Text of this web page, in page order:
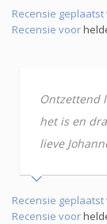
Recensie geplaatst
Recensie voor
Ontzettend
het is en
lieve
Recensie geplaatst
Recensie voor